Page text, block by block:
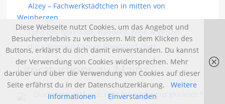
Alzey – Fachwerkstädtchen in mitten von
Weinbergen
rund um Wörrstadt: wandern, Wein & Winzer
die schönsten Orte in Rheinland-Pfalz
Literaturtipps zu Mainz
Glücksorte in Mainz: Fahr hin und werd glücklich
Diese Webseite nutzt Cookies, um das Angebot und
Besuchererlebnis zu verbessern. Mit dem Klicken des
Buttons, erklärst du dich damit einverstanden. Du kannst
der Verwendung von Cookies widersprechen. Mehr
darüber und über die Verwendung von Cookies auf dieser
Seite erfährst du in der Datenschutzerklärung.
Weitere
Informationen
Einverstanden